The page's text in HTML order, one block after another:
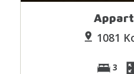
1081
3